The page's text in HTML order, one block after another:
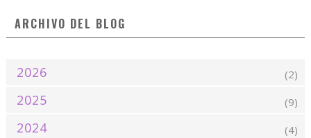
ARCHIVO DEL BLOG
2026 (2)
2025 (9)
2024 (4)